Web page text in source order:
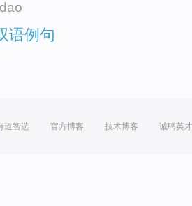
语例句
道智选 官方博客 技术博客 诚聘英才